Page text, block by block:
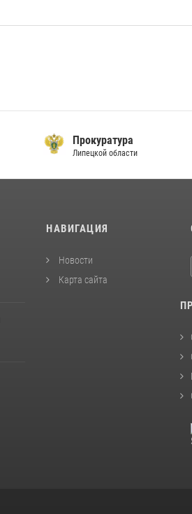
Прокуратура
Липецкой области
НАВИГАЦИЯ
Новости
Карта сайта